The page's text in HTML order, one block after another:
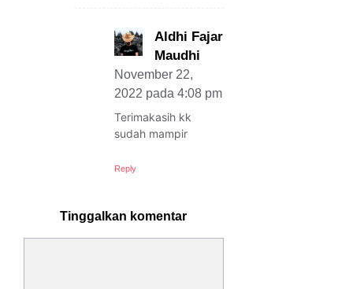
Aldhi Fajar
Maudhi
November 22,
2022 pada 4:08 pm
Terimakasih kk
sudah mampir
Reply
Tinggalkan komentar